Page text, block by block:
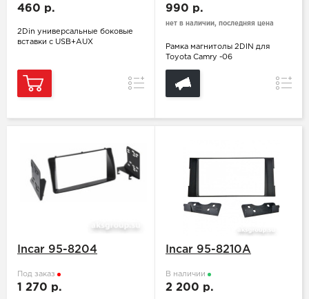
460 р.
2Din универсальные боковые
вставки с USB+AUX
Сравнение
990 р.
нет в наличии, последняя цена
Рамка магнитолы 2DIN для
Toyota Camry -06
Incar 95-8204
Под заказ
1 270 р.
Incar 95-8210А
В наличии
2 200 р.